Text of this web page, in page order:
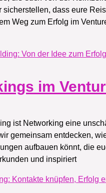
dass eure
Weg zum Erfolg im
Von der Idee zum Erfolg
im
ist Networking eine
gemeinsam entdecken,
aufbauen könnt, die
und inspiriert
Kontakte knüpfen, Erfolg